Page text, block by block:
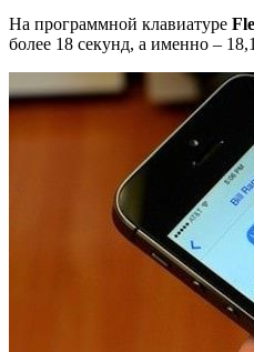
На программной клавиатуре
более 18 секунд, а именно –